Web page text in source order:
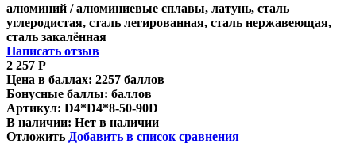
алюминий / алюминиевые сплавы, латунь, сталь
углеродистая, сталь легированная, сталь нержавеющая,
сталь закалённая
Написать отзыв
2 257 Р
Цена в баллах: 2257 баллов
Бонусные баллы: баллов
Артикул: D4*D4*8-50-90D
В наличии: Нет в наличии
Отложить Добавить в список сравнения